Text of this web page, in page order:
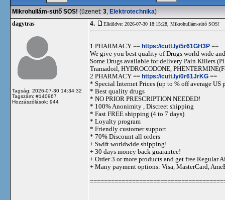
Mikrohullám-sütő SOS! (üzenet: 3, Elektrotechnika)
dagytras
Tagság: 2026-07-30 14:34:32
Tagszám: #140967
Hozzászólások: 944
4. Elküldve: 2026-07-30 18:15:28, Mikrohullám-sütő SOS!
1 PHARMACY == https://cutt.ly/5r61GH3P ==
We give you best quality of Drugs world wide
Some Drugs available for delivery Pain Killers
Tramadoil, HYDROCODONE,
2 PHARMACY == https://cutt.ly/0r61JrKG ==
* Special Internet Prices (up to % off average US
* Best quality drugs
* NO PRIOR PRESCRIPTION NEEDED!
* 100% Anonimity , Discreet shipping
* Fast FREE shipping (4 to 7 days)
* Loyalty program
* Friendly customer support
* 70% Discount all orders
+ Swift worldwide shipping!
+ 30 days money back guarantee!
+ Order 3 or more products and get free Regular
+ Many payment options: Visa, MasterCard,